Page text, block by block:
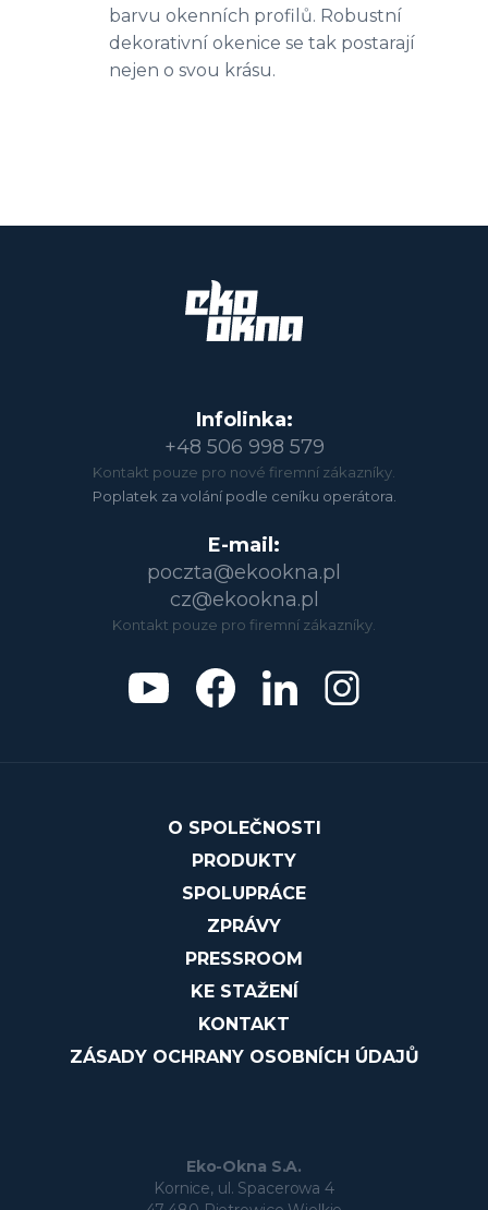
barvu okenních profilů. Robustní
dekorativní okenice se tak postarají
nejen o svou krásu.
Infolinka:
+48 506 998 579
Kontakt pouze pro nové firemní zákazníky.
Poplatek za volání podle ceníku operátora.
E-mail:
poczta@ekookna.pl
cz@ekookna.pl
Kontakt pouze pro firemní zákazníky.
O SPOLEČNOSTI
PRODUKTY
SPOLUPRÁCE
ZPRÁVY
PRESSROOM
KE STAŽENÍ
KONTAKT
ZÁSADY OCHRANY OSOBNÍCH ÚDAJŮ
Eko-Okna S.A.
Kornice, ul. Spacerowa 4